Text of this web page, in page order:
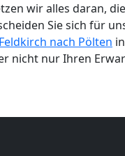
wir alles daran,
Sie sich für
nach Pölten
nicht nur Ihren